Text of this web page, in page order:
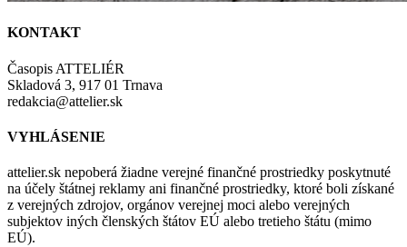
KONTAKT
Časopis ATTELIÉR
Skladová 3, 917 01 Trnava
redakcia@attelier.sk
VYHLÁSENIE
attelier.sk nepoberá žiadne verejné finančné prostriedky poskytnuté
na účely štátnej reklamy ani finančné prostriedky, ktoré boli získané
z verejných zdrojov, orgánov verejnej moci alebo verejných
subjektov iných členských štátov EÚ alebo tretieho štátu (mimo
EÚ).